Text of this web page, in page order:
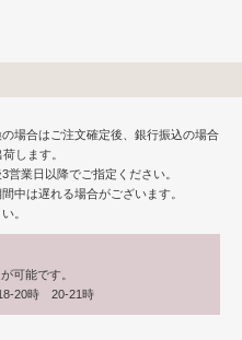
場合はご注文確定後、銀行振込の場合
します。
業日以降でご指定ください。
中は遅れる場合がございます。
。
可能です。
20時 20-21時